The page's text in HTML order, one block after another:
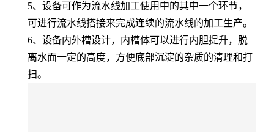
5、设备可作为流水线加工使用中的其中一个环节，
可进行流水线搭接来完成连续的流水线的加工生产。
6、设备内外槽设计，内槽体可以进行内胆提升，脱
离水面一定的高度，方便底部沉淀的杂质的清理和打
扫。